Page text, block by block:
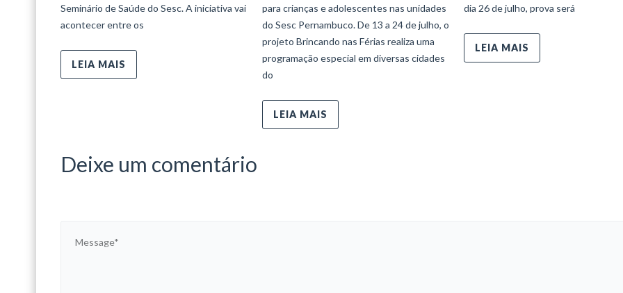
Seminário de Saúde do Sesc. A iniciativa vai
acontecer entre os
LEIA MAIS
para crianças e adolescentes nas unidades
do Sesc Pernambuco. De 13 a 24 de julho, o
projeto Brincando nas Férias realiza uma
programação especial em diversas cidades
do
LEIA MAIS
dia 26 de julho, prova será
LEIA MAIS
Deixe um comentário